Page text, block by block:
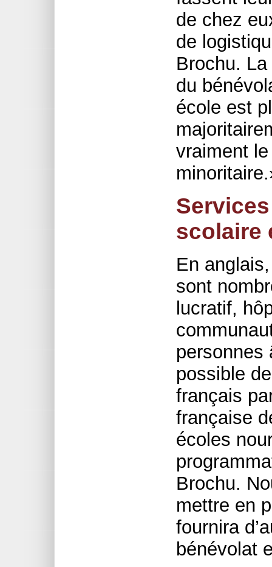
de chez
de
Brochu.
du
école est
vraiment
scolaire
En
sont
lucratif,
personnes
possible
français
française
écoles
Brochu.
mettre en
fournira
bénévolat